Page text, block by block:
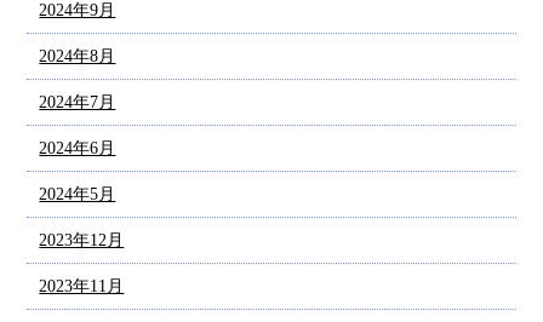
2024年9月
2024年8月
2024年7月
2024年6月
2024年5月
2023年12月
2023年11月